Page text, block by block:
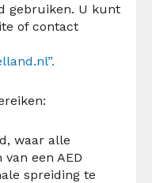
gebruiken. U kunt
of contact
”.
waar alle
een AED
spreiding te